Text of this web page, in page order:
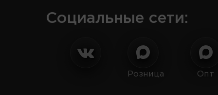
Социальные сети:
Розница Опт